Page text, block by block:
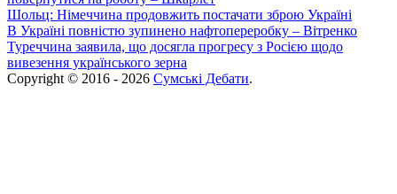
Шольц: Німеччина продовжить постачати зброю Україні
В Україні повністю зупинено нафтопереробку – Вітренко
Туреччина заявила, що досягла прогресу з Росією щодо
вивезення українського зерна
Copyright © 2016 - 2026 Сумські Дебати.